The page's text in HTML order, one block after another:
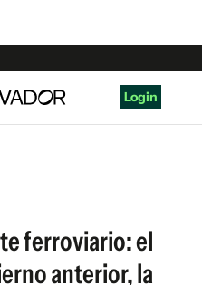
Login
ferroviario: el
anterior, la